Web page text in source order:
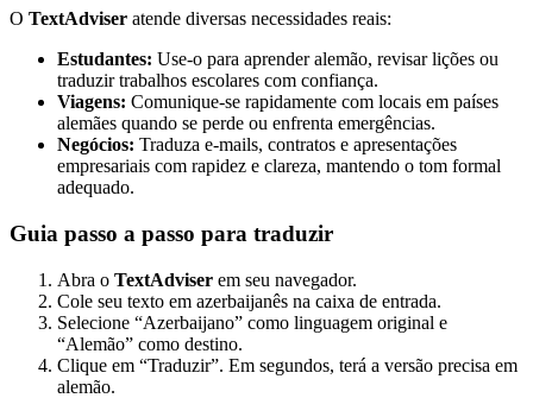
O TextAdviser atende diversas necessidades reais:
Estudantes: Use-o para aprender alemão, revisar lições ou
traduzir trabalhos escolares com confiança.
Viagens: Comunique-se rapidamente com locais em países
alemães quando se perde ou enfrenta emergências.
Negócios: Traduza e-mails, contratos e apresentações
empresariais com rapidez e clareza, mantendo o tom formal
adequado.
Guia passo a passo para traduzir
Abra o TextAdviser em seu navegador.
Cole seu texto em azerbaijanês na caixa de entrada.
Selecione “Azerbaijano” como linguagem original e
“Alemão” como destino.
Clique em “Traduzir”. Em segundos, terá a versão precisa em
alemão.